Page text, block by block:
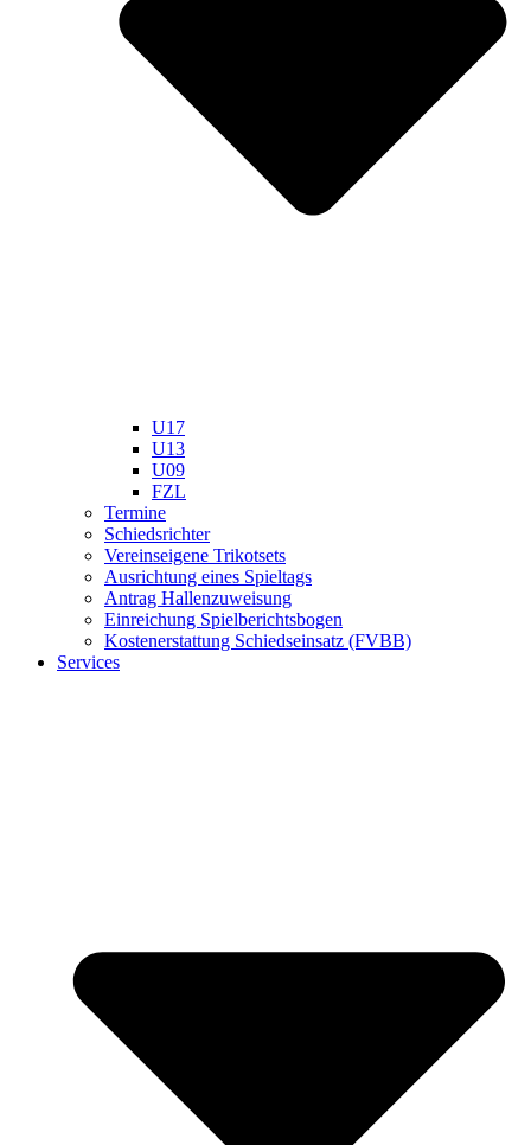
U17
U13
U09
FZL
Termine
Schiedsrichter
Vereinseigene Trikotsets
Ausrichtung eines Spieltags
Antrag Hallenzuweisung
Einreichung Spielberichtsbogen
Kostenerstattung Schiedseinsatz (FVBB)
Services